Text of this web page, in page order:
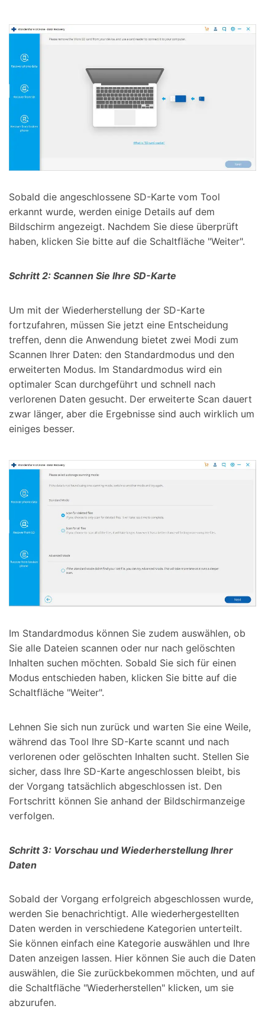
Sobald die angeschlossene SD-Karte vom Tool
erkannt wurde, werden einige Details auf dem
Bildschirm angezeigt. Nachdem Sie diese überprüft
haben, klicken Sie bitte auf die Schaltfläche "Weiter".
Schritt 2: Scannen Sie Ihre SD-Karte
Um mit der Wiederherstellung der SD-Karte
fortzufahren, müssen Sie jetzt eine Entscheidung
treffen, denn die Anwendung bietet zwei Modi zum
Scannen Ihrer Daten: den Standardmodus und den
erweiterten Modus. Im Standardmodus wird ein
optimaler Scan durchgeführt und schnell nach
verlorenen Daten gesucht. Der erweiterte Scan dauert
zwar länger, aber die Ergebnisse sind auch wirklich um
einiges besser.
Im Standardmodus können Sie zudem auswählen, ob
Sie alle Dateien scannen oder nur nach gelöschten
Inhalten suchen möchten. Sobald Sie sich für einen
Modus entschieden haben, klicken Sie bitte auf die
Schaltfläche "Weiter".
Lehnen Sie sich nun zurück und warten Sie eine Weile,
während das Tool Ihre SD-Karte scannt und nach
verlorenen oder gelöschten Inhalten sucht. Stellen Sie
sicher, dass Ihre SD-Karte angeschlossen bleibt, bis
der Vorgang tatsächlich abgeschlossen ist. Den
Fortschritt können Sie anhand der Bildschirmanzeige
verfolgen.
Schritt 3: Vorschau und Wiederherstellung Ihrer
Daten
Sobald der Vorgang erfolgreich abgeschlossen wurde,
werden Sie benachrichtigt. Alle wiederhergestellten
Daten werden in verschiedene Kategorien unterteilt.
Sie können einfach eine Kategorie auswählen und Ihre
Daten anzeigen lassen. Hier können Sie auch die Daten
auswählen, die Sie zurückbekommen möchten, und auf
die Schaltfläche "Wiederherstellen" klicken, um sie
abzurufen.